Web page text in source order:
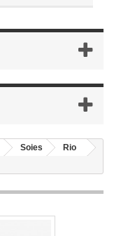
Soies
Rio